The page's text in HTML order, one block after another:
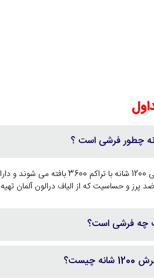
که از الیاف درالون آلمان تهیه می شود استفاده شده است . فرش
چه فرشی است؟
چیست؟